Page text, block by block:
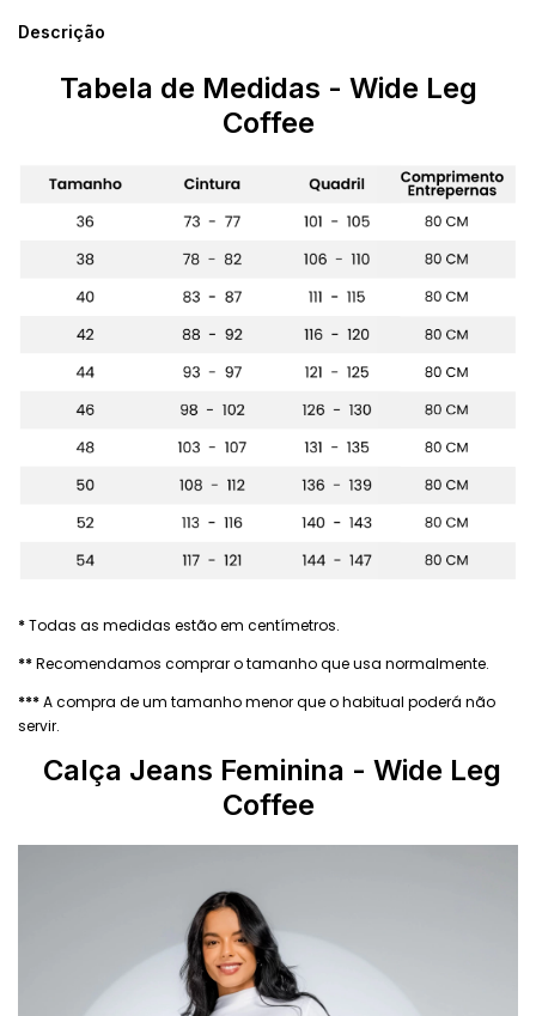
Descrição
Tabela de Medidas - Wide Leg
Coffee
*Todas as medidas estão em centímetros.
**Recomendamos comprar o tamanho que usa normalmente.
***A compra de um tamanho menor que o habitual poderá não
servir.
Calça Jeans Feminina - Wide Leg
Coffee